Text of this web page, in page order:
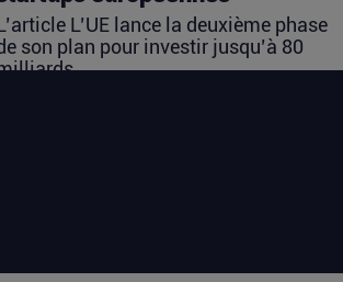
L’UE lance la deuxième phase
son plan pour investir jusqu’à 80